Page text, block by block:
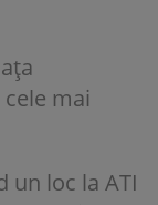
mai
un loc la ATI